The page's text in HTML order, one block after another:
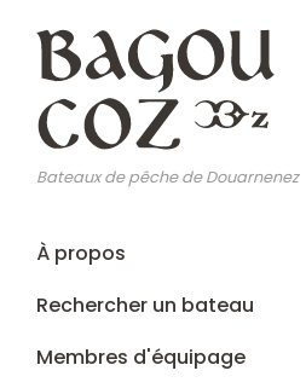
contenu
principal
Bateaux de pêche de Douarnenez
Main
navigation
À propos
Rechercher un bateau
Membres d'équipage